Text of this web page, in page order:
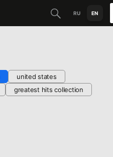
RU EN
united states
greatest hits collection